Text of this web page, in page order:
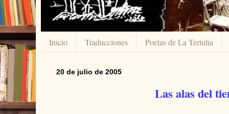
Inicio Traducciones Poetas de La Tertulia
20 de julio de 2005
Las alas del